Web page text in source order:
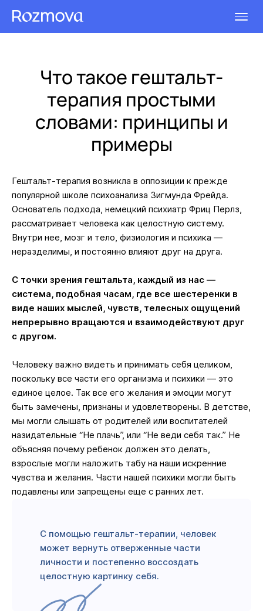
Что такое гештальт-
терапия простыми
словами: принципы и
примеры
Гештальт-терапия возникла в оппозиции к прежде
популярной школе психоанализа Зигмунда Фрейда.
Основатель подхода, немецкий психиатр Фриц Перлз,
рассматривает человека как целостную систему.
Внутри нее, мозг и тело, физиология и психика —
неразделимы, и постоянно влияют друг на друга.
С точки зрения гештальта, каждый из нас —
система, подобная часам, где все шестеренки в
виде наших мыслей, чувств, телесных ощущений
непрерывно вращаются и взаимодействуют друг
с другом.
Человеку важно видеть и принимать себя целиком,
поскольку все части его организма и психики — это
единое целое. Так все его желания и эмоции могут
быть замечены, признаны и удовлетворены. В детстве,
мы могли слышать от родителей или воспитателей
назидательные “Не плачь”, или “Не веди себя так.” Не
объясняя почему ребенок должен это делать,
взрослые могли наложить табу на наши искренние
чувства и желания. Части нашей психики могли быть
подавлены или запрещены еще с ранних лет.
С помощью гештальт-терапии, человек
может вернуть отверженные части
личности и постепенно воссоздать
целостную картинку себя.